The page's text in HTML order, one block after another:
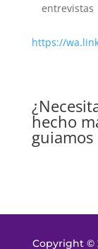
entrevistas
https://
hecho
guiamos
Copyright ©